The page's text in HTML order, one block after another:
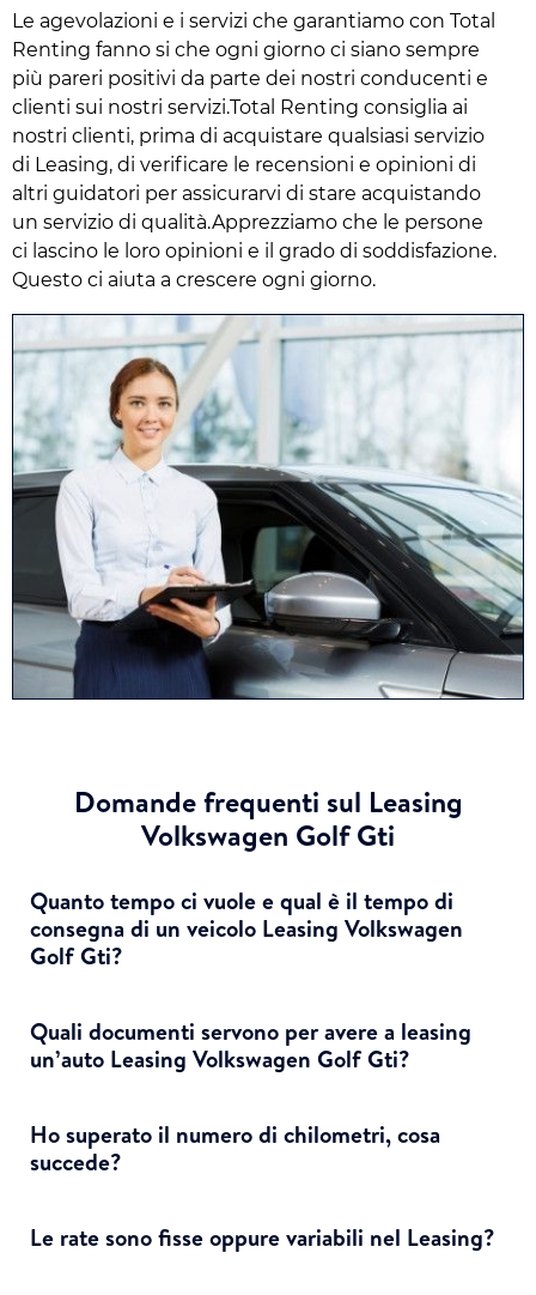
Le agevolazioni e i servizi che garantiamo con Total
Renting fanno si che ogni giorno ci siano sempre
più pareri positivi da parte dei nostri conducenti e
clienti sui nostri servizi.Total Renting consiglia ai
nostri clienti, prima di acquistare qualsiasi servizio
di Leasing, di verificare le recensioni e opinioni di
altri guidatori per assicurarvi di stare acquistando
un servizio di qualità.Apprezziamo che le persone
ci lascino le loro opinioni e il grado di soddisfazione.
Questo ci aiuta a crescere ogni giorno.
Domande frequenti sul Leasing
Volkswagen Golf Gti
Quanto tempo ci vuole e qual è il tempo di
consegna di un veicolo Leasing Volkswagen
Golf Gti?
Quali documenti servono per avere a leasing
un’auto Leasing Volkswagen Golf Gti?
Ho superato il numero di chilometri, cosa
succede?
Le rate sono fisse oppure variabili nel Leasing?